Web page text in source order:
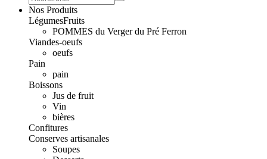
Nos Produits
LégumesFruits
POMMES du Verger du Pré Ferron
Viandes-oeufs
oeufs
Pain
pain
Boissons
Jus de fruit
Vin
bières
Confitures
Conserves artisanales
Soupes